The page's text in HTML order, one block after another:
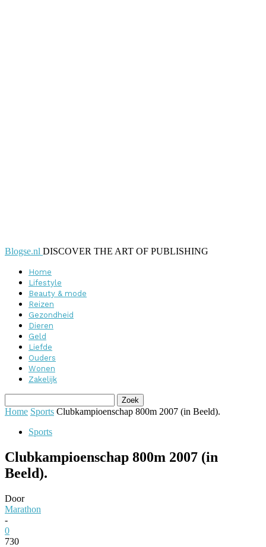
Blogse.nl DISCOVER THE ART OF PUBLISHING
Home
Lifestyle
Beauty & mode
Reizen
Gezondheid
Dieren
Geld
Liefde
Ouders
Wonen
Zakelijk
Home Sports Clubkampioenschap 800m 2007 (in Beeld).
Sports
Clubkampioenschap 800m 2007 (in
Beeld).
Door
Marathon
-
0
730